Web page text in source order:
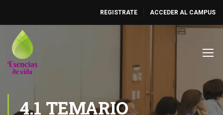
REGISTRATE ACCEDER AL CAMPUS
4.1 TEMARIO